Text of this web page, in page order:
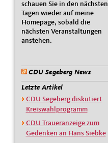
schauen Sie in den nächsten
Tagen wieder auf meine
Homepage, sobald die
nächsten Veranstaltungen
anstehen.
CDU Segeberg News
Letzte Artikel
CDU Segeberg diskutiert
Kreiswahlprogramm
CDU Traueranzeige zum
Gedenken an Hans Siebke